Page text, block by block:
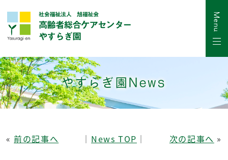
やすらぎ園News
« 前の記事へ │ News TOP │ 次の記事へ »